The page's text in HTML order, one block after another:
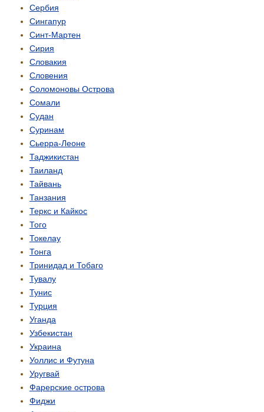
Сербия
Сингапур
Синт-Мартен
Сирия
Словакия
Словения
Соломоновы Острова
Сомали
Судан
Суринам
Сьерра-Леоне
Таджикистан
Таиланд
Тайвань
Танзания
Теркс и Кайкос
Того
Токелау
Тонга
Тринидад и Тобаго
Тувалу
Тунис
Турция
Уганда
Узбекистан
Украина
Уоллис и Футуна
Уругвай
Фарерские острова
Фиджи